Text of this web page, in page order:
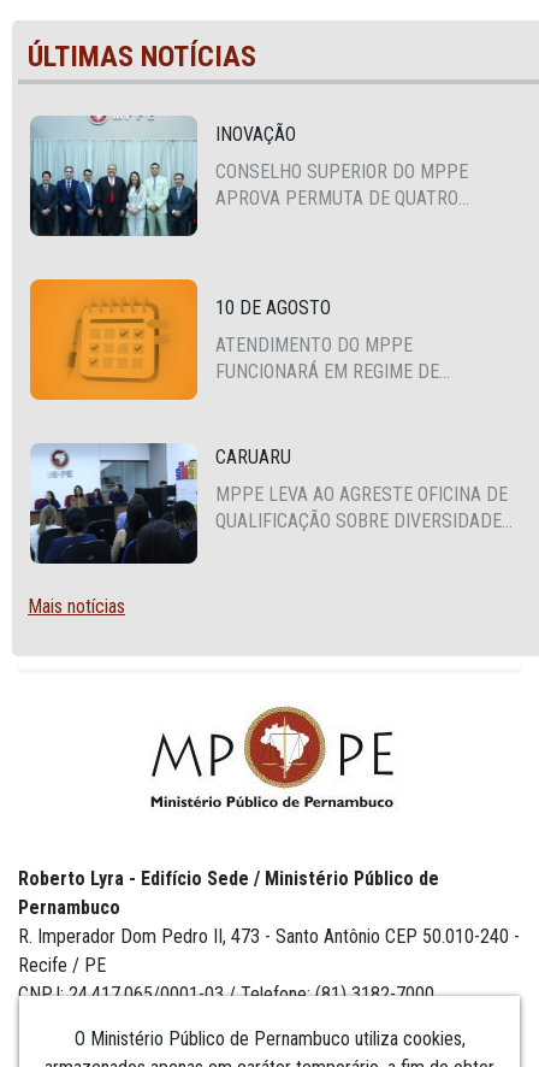
ÚLTIMAS NOTÍCIAS
INOVAÇÃO
CONSELHO SUPERIOR DO MPPE
APROVA PERMUTA DE QUATRO
10 DE AGOSTO
ATENDIMENTO DO MPPE
FUNCIONARÁ EM REGIME DE
CARUARU
MPPE LEVA AO AGRESTE OFICINA DE
QUALIFICAÇÃO SOBRE DIVERSIDADE
Mais notícias
O Ministério Público de Pernambuco utiliza cookies,
Roberto Lyra - Edifício Sede / Ministério Público de
Pernambuco
R. Imperador Dom Pedro II, 473 - Santo Antônio CEP 50.010-240 -
Recife / PE
CNPJ: 24.417.065/0001-03 / Telefone: (81) 3182-7000